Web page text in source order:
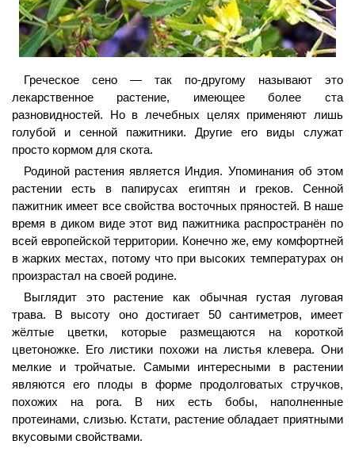
Греческое сено — так по-другому называют это
лекарственное растение, имеющее более ста
разновидностей. Но в лечебных целях применяют лишь
голубой и сенной пажитники. Другие его виды служат
просто кормом для скота.
Родиной растения является Индия. Упоминания об этом
растении есть в папирусах египтян и греков. Сенной
пажитник имеет все свойства восточных пряностей. В наше
время в диком виде этот вид пажитника распространён по
всей европейской территории. Конечно же, ему комфортней
в жарких местах, потому что при высоких температурах он
произрастал на своей родине.
Выглядит это растение как обычная густая луговая
трава. В высоту оно достигает 50 сантиметров, имеет
жёлтые цветки, которые размещаются на короткой
цветоножке. Его листики похожи на листья клевера. Они
мелкие и тройчатые. Самыми интересными в растении
являются его плоды в форме продолговатых стручков,
похожих на рога. В них есть бобы, наполненные
протеинами, слизью. Кстати, растение обладает приятными
вкусовыми свойствами.